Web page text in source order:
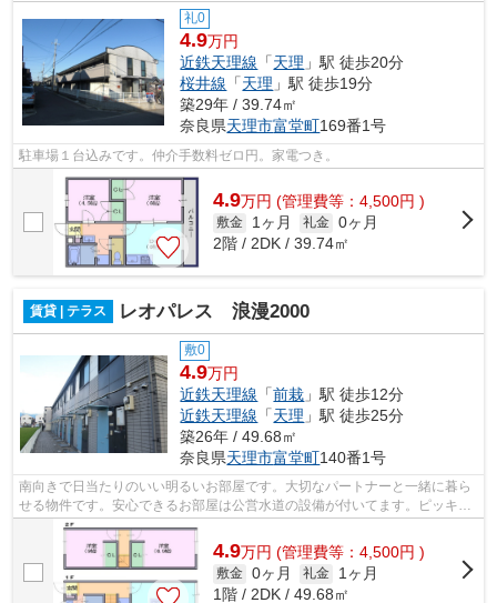
礼0
4.9万円
近鉄天理線 「天理 」駅 徒歩20分
桜井線 「天理 」駅 徒歩19分
築29年 / 39.74㎡
奈良県天理市富堂町169番1号
駐車場１台込みです。仲介手数料ゼロ円。家電つき。
4.9万円 (管理費等：4,500円 )
敷金 1ヶ月 礼金 0ヶ月
2階 / 2DK / 39.74㎡
賃貸 | テラス レオパレス 浪漫2000
敷0
4.9万円
近鉄天理線 「前栽 」駅 徒歩12分
近鉄天理線 「天理 」駅 徒歩25分
築26年 / 49.68㎡
奈良県天理市富堂町140番1号
南向きで日当たりのいい明るいお部屋です。大切なパートナーと一緒に暮ら
せる物件です。安心できるお部屋は公営水道の設備が付いてます。ピッキン
グが不可能、ピッと簡単に開錠し便利...
4.9万円 (管理費等：4,500円 )
敷金 0ヶ月 礼金
1ヶ月
1階 / 2DK / 49.68㎡